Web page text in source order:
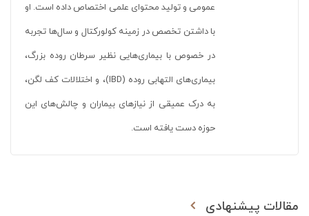
عمومی و تولید محتوای علمی اختصاص داده است. او
با داشتن تخصص در زمینه کولورکتال و سال‌ها تجربه
در خصوص با بیماری‌هایی نظیر سرطان روده بزرگ،
بیماری‌های التهابی روده (IBD)، و اختلالات کف لگن،
به درک عمیقی از نیازهای بیماران و چالش‌های این
حوزه دست یافته است.
مقالات پیشنهادی